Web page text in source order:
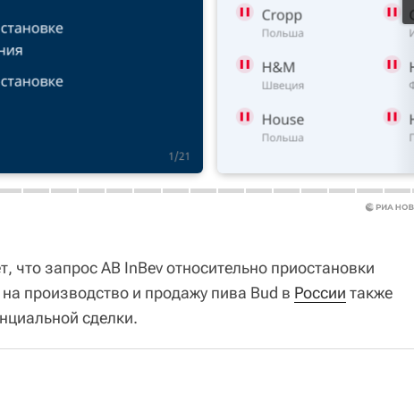
что запрос AB InBev относительно приостановки
производство и продажу пива Bud в России также
сделки.